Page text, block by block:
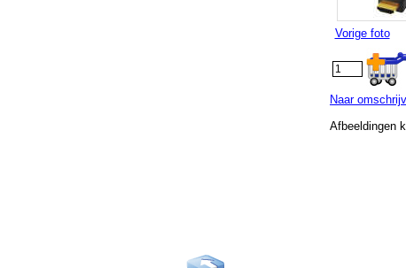
Vorige foto
Naar
Afbeeldingen